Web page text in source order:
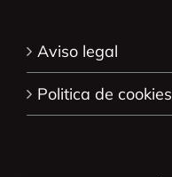
Aviso legal
Politica de cookies